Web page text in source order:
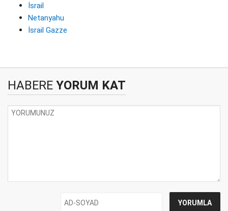
İsrail
Netanyahu
İsrail Gazze
HABERE YORUM KAT